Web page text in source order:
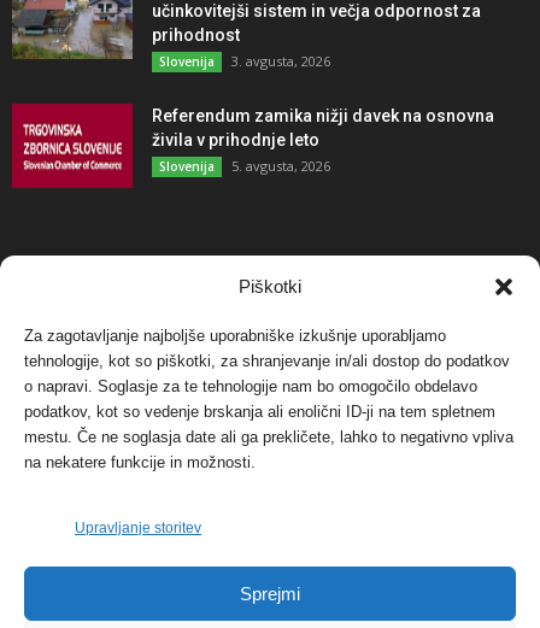
Piškotki
Za zagotavljanje najboljše uporabniške izkušnje uporabljamo
tehnologije, kot so piškotki, za shranjevanje in/ali dostop do podatkov
o napravi. Soglasje za te tehnologije nam bo omogočilo obdelavo
podatkov, kot so vedenje brskanja ali enolični ID-ji na tem spletnem
mestu. Če ne soglasja date ali ga prekličete, lahko to negativno vpliva
na nekatere funkcije in možnosti.
Upravljanje storitev
Sprejmi
učinkovitejši sistem in večja odpornost za
prihodnost
Slovenija 3. avgusta, 2026
Referendum zamika nižji davek na osnovna
živila v prihodnje leto
Slovenija 5. avgusta, 2026
NAJBOLJ KOMENTIRANO
Protest proti vetrnim elektrarnam na Ojstrici, v
svetu pa vedno bolj...
Dogodki 12. maja, 2017
Tožilstvo v Celovcu v korist elektrarnam
Verbund
FOTO: Razstava cvetličarskega mojstra Andreja
Dogodki 27. novembra, 2017